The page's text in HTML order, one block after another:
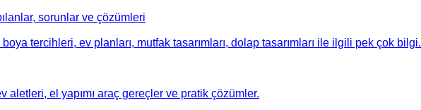
sorunlar ve çözümleri
tercihleri, ev planları, mutfak tasarımları, dolap tasarımları ile ilgili pek çok bilgi.
el yapımı araç gereçler ve pratik çözümler.